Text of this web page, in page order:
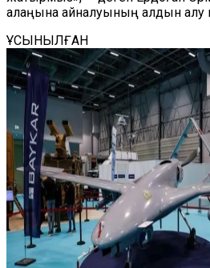
алаңына айналуының алдын алу
ҰСЫНЫЛҒАН